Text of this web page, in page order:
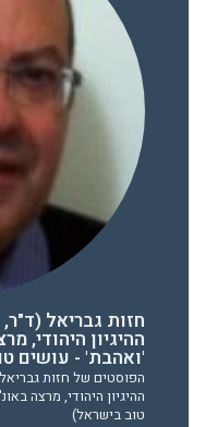
חזות גבריאל
ההיגיון היהודי,
'ואהבת' - עושים
הפוסטים של חזות
ההיגיון היהודי, מרצה
טוב בישראל)